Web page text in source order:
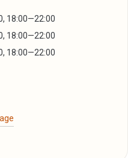
18:00—22:00
18:00—22:00
18:00—22:00